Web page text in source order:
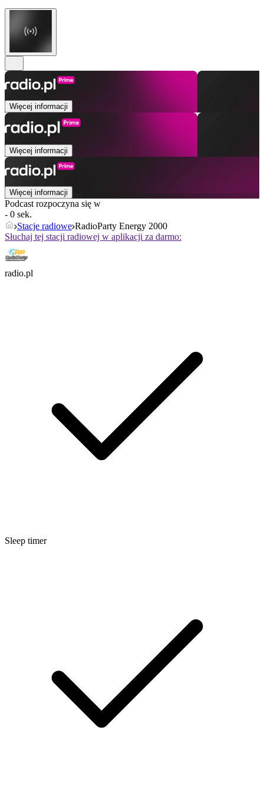
Więcej informacji
Więcej informacji
Więcej informacji
Podcast rozpoczyna się w
- 0 sek.
Stacje radiowe RadioParty Energy 2000
Słuchaj tej stacji radiowej w aplikacji za darmo:
radio.pl
Sleep timer